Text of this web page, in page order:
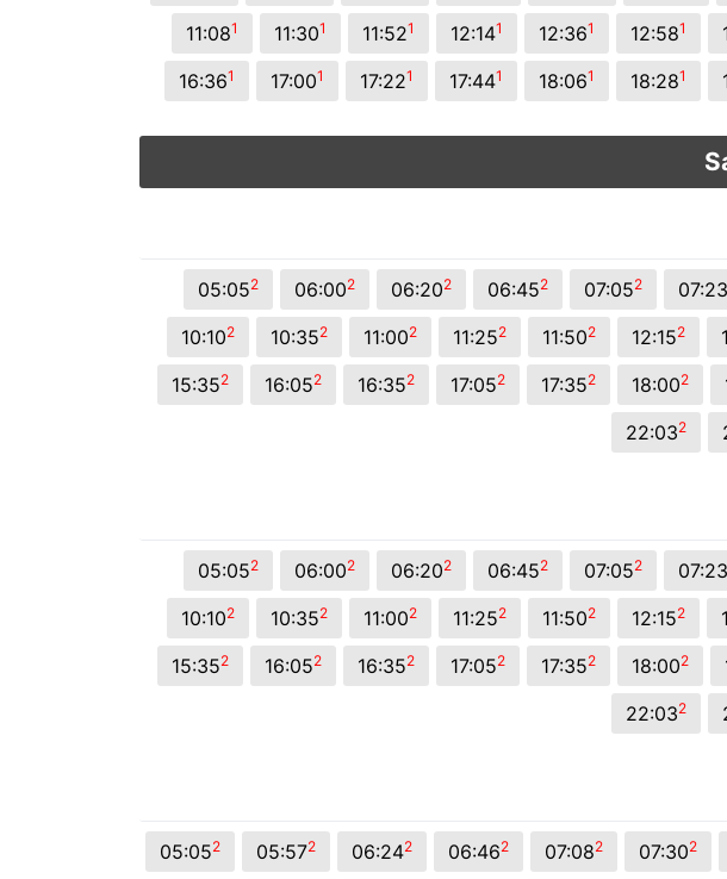
11:081 11:301 11:521 12:141 12:361 12:581
16:361 17:001 17:221 17:441 18:061 18:281
05:052 06:002 06:202 06:452 07:052 07:23
10:102 10:352 11:002 11:252 11:502 12:152
15:352 16:052 16:352 17:052 17:352 18:002
22:032
05:052 06:002 06:202 06:452 07:052 07:23
10:102 10:352 11:002 11:252 11:502 12:152
15:352 16:052 16:352 17:052 17:352 18:002
22:032
05:052 05:572 06:242 06:462 07:082 07:302